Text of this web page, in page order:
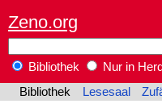
Zeno.org
Bibliothek
Nur in
Bibliothek
Lesesaal